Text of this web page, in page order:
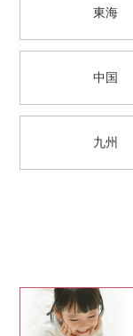
東海
中国
九州